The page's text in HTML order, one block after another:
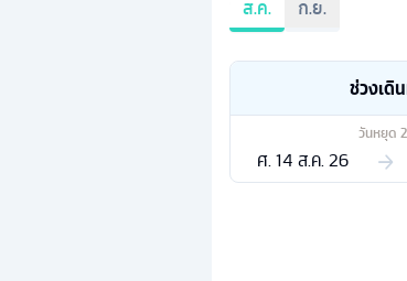
ส.ค. ก.ย.
ช่วงเดิ
วันหยุด 2
ศ. 14 ส.ค. 26